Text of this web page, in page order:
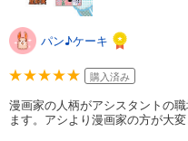
パン♪ケーキ
購入済み
漫画家の人柄がアシスタントの
ます。アシより漫画家の方が大